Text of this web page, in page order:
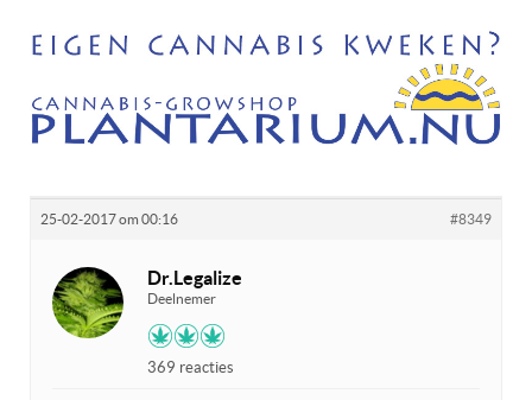
25-02-2017 om 00:16 #8349
Dr.Legalize
Deelnemer
369 reacties